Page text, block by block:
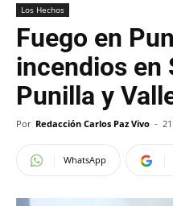
Los Hechos
Fuego en
incendios en
Punilla y
Por Redacción Carlos Paz Vivo -
WhatsApp